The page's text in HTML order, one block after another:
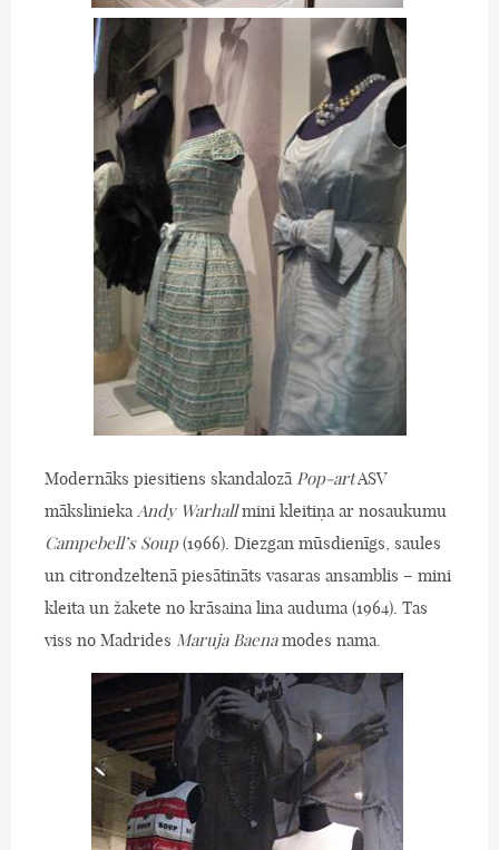
Modernāks piesitiens skandalozā Pop-artASV
mākslinieka Andy Warhallmini kleitiņa ar nosaukumu
Campebell’s Soup(1966). Diezgan mūsdienīgs, saules
un citrondzeltenā piesātināts vasaras ansamblis – mini
kleita un žakete no krāsaina lina auduma (1964). Tas
viss no Madrides Maruja Baenamodes nama.